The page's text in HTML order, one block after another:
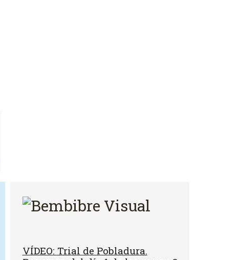
VÍDEO: Trial de Pobladura.